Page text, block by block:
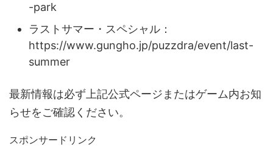
-park
ラストサマー・スペシャル：
https://www.gungho.jp/puzzdra/event/last-
summer
最新情報は必ず上記公式ページまたはゲーム内お知
らせをご確認ください。
スポンサードリンク